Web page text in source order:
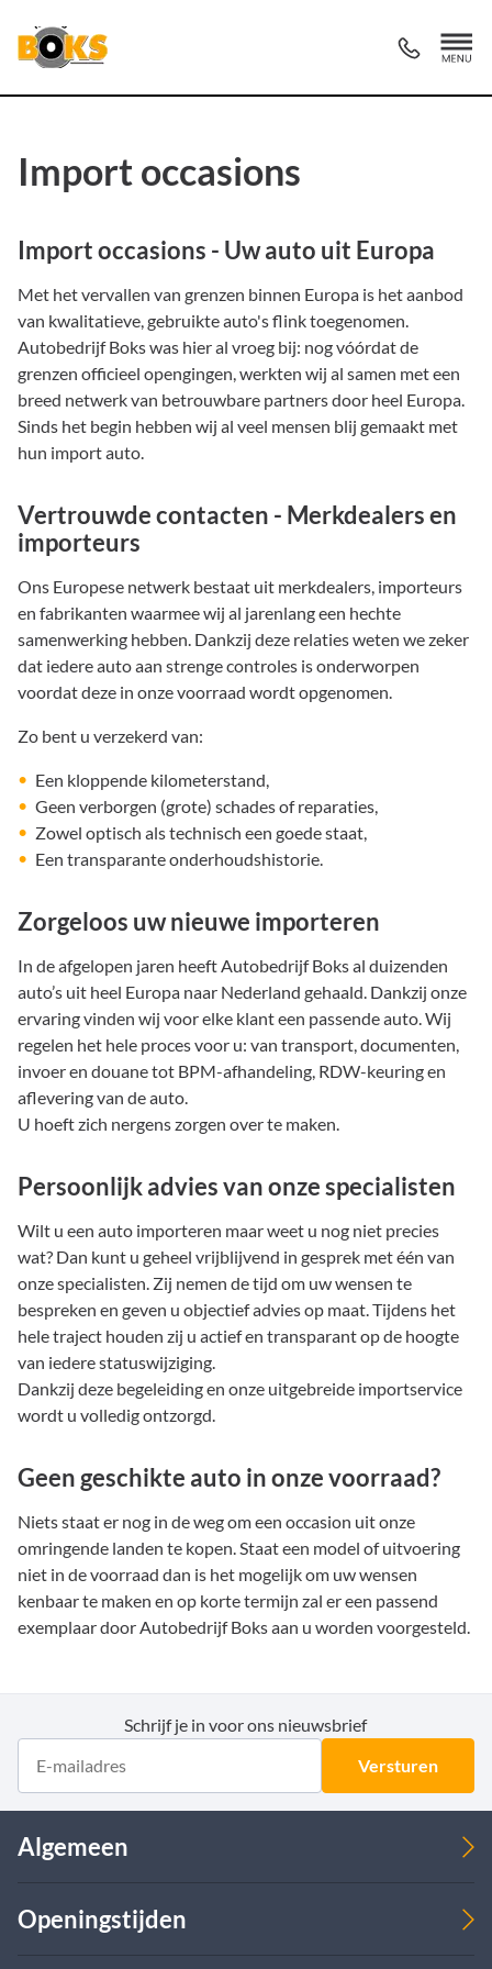
Import occasions
Import occasions - Uw auto uit Europa
Met het vervallen van grenzen binnen Europa is het aanbod
van kwalitatieve, gebruikte auto's flink toegenomen.
Autobedrijf Boks was hier al vroeg bij: nog vóórdat de
grenzen officieel opengingen, werkten wij al samen met een
breed netwerk van betrouwbare partners door heel Europa.
Sinds het begin hebben wij al veel mensen blij gemaakt met
hun import auto.
Vertrouwde contacten - Merkdealers en
importeurs
Ons Europese netwerk bestaat uit merkdealers, importeurs
en fabrikanten waarmee wij al jarenlang een hechte
samenwerking hebben. Dankzij deze relaties weten we zeker
dat iedere auto aan strenge controles is onderworpen
voordat deze in onze voorraad wordt opgenomen.
Zo bent u verzekerd van:
Een kloppende kilometerstand,
Geen verborgen (grote) schades of reparaties,
Zowel optisch als technisch een goede staat,
Een transparante onderhoudshistorie.
Zorgeloos uw nieuwe importeren
In de afgelopen jaren heeft Autobedrijf Boks al duizenden
auto’s uit heel Europa naar Nederland gehaald. Dankzij onze
ervaring vinden wij voor elke klant een passende auto. Wij
regelen het hele proces voor u: van transport, documenten,
invoer en douane tot BPM-afhandeling, RDW-keuring en
aflevering van de auto.
U hoeft zich nergens zorgen over te maken.
Persoonlijk advies van onze specialisten
Wilt u een auto importeren maar weet u nog niet precies
wat? Dan kunt u geheel vrijblijvend in gesprek met één van
onze specialisten. Zij nemen de tijd om uw wensen te
bespreken en geven u objectief advies op maat. Tijdens het
hele traject houden zij u actief en transparant op de hoogte
van iedere statuswijziging.
Dankzij deze begeleiding en onze uitgebreide importservice
wordt u volledig ontzorgd.
Geen geschikte auto in onze voorraad?
Niets staat er nog in de weg om een occasion uit onze
omringende landen te kopen. Staat een model of uitvoering
niet in de voorraad dan is het mogelijk om uw wensen
kenbaar te maken en op korte termijn zal er een passend
exemplaar door Autobedrijf Boks aan u worden voorgesteld.
Schrijf je in voor ons nieuwsbrief
Versturen
Algemeen
Over ons
Openingstijden